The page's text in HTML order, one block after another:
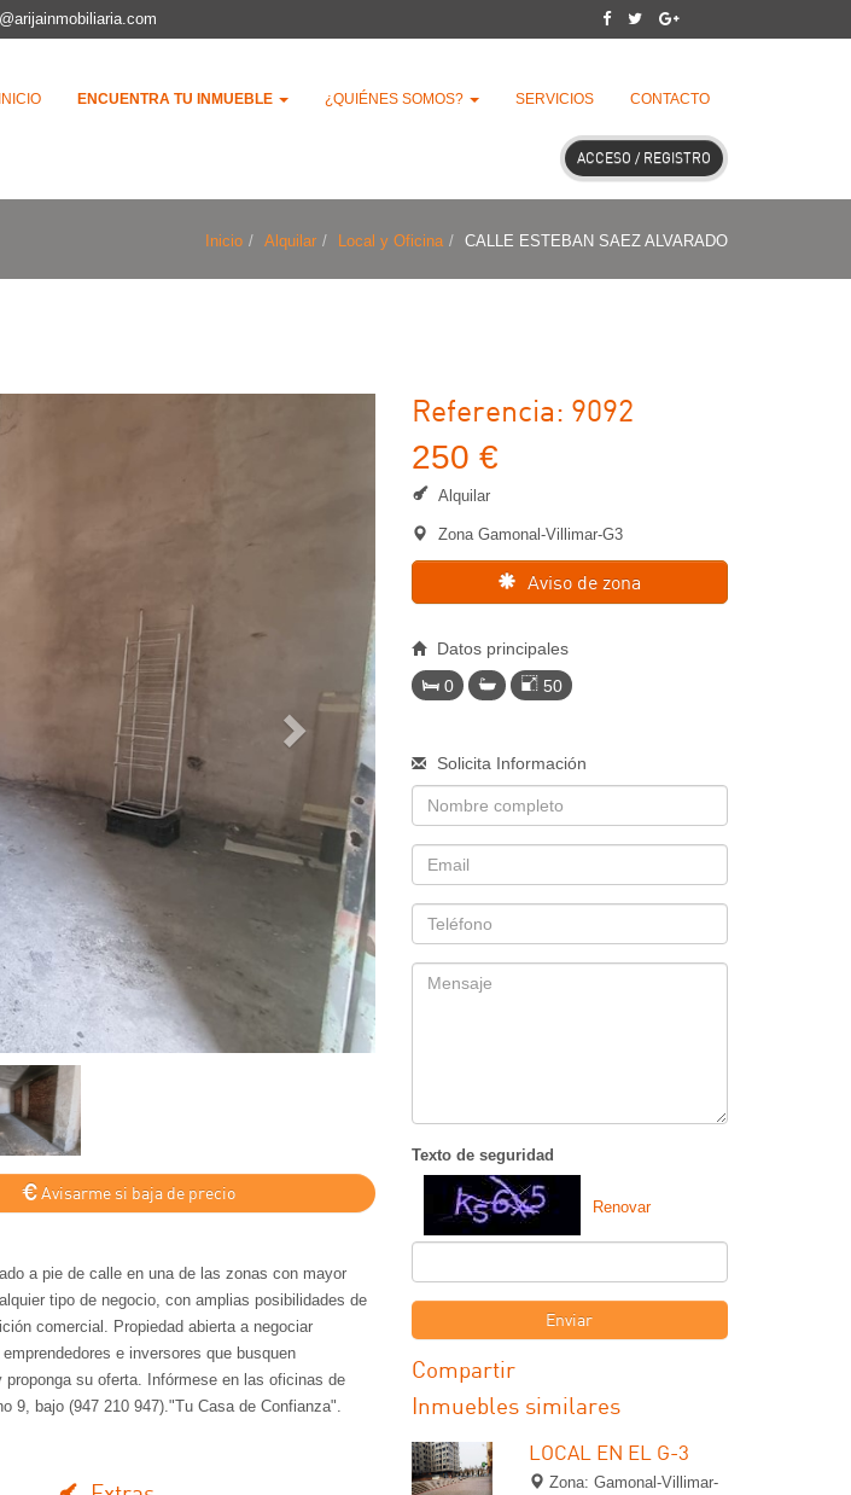
INICIO ENCUENTRA TU INMUEBLE ¿QUIÉNES SOMOS? SERVICIOS CONTACTO
ACCESO / REGISTRO
Inicio Alquilar Local y Oficina CALLE ESTEBAN SAEZ ALVARADO
Avisarme si baja de precio
a pie de calle en una de las zonas con mayor
tipo de negocio, con amplias posibilidades de
comercial. Propiedad abierta a negociar
e inversores que busquen
su oferta. Infórmese en las oficinas de
9, bajo (947 210 947)."Tu Casa de Confianza".
Referencia: 9092
250 €
Alquilar
Zona Gamonal-Villimar-G3
Aviso de zona
Datos principales
0
50
Solicita Información
Nombre
Email
Telefono
Mensaje
Texto de seguridad
Renovar
Enviar
Compartir
Inmuebles similares
LOCAL EN EL G-3
Zona: Gamonal-Villimar-